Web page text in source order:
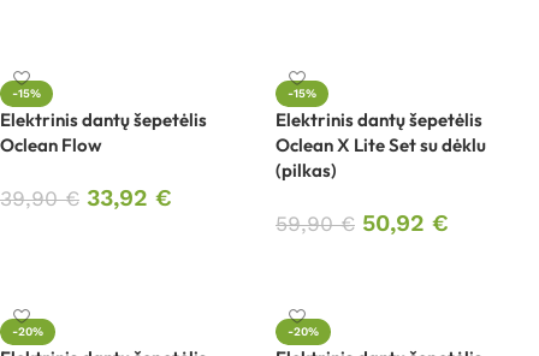
-15%
Elektrinis dantų šepetėlis
Oclean Flow
39,90€ 33,92 €
-15%
Elektrinis dantų šepetėlis
Oclean X Lite Set su dėklu
(pilkas)
59,90€ 50,92 €
-20% -20%